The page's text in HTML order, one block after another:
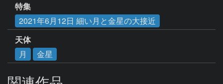
特集
2021年6月12日 細い月と金星の大接近
天体
月
金星